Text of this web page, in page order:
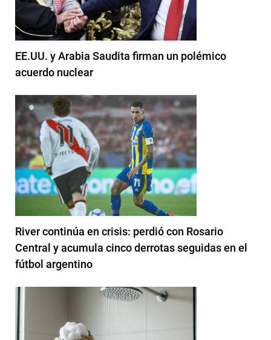
EE.UU. y Arabia Saudita firman un polémico
acuerdo nuclear
River continúa en crisis: perdió con Rosario
Central y acumula cinco derrotas seguidas en el
fútbol argentino